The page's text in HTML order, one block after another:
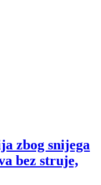
zbog snijega
bez struje,